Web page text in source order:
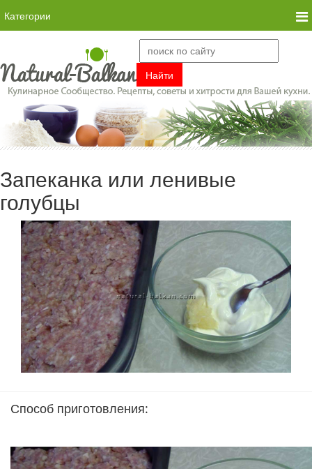
Категории
Запеканка или ленивые
голубцы
Способ приготовления: